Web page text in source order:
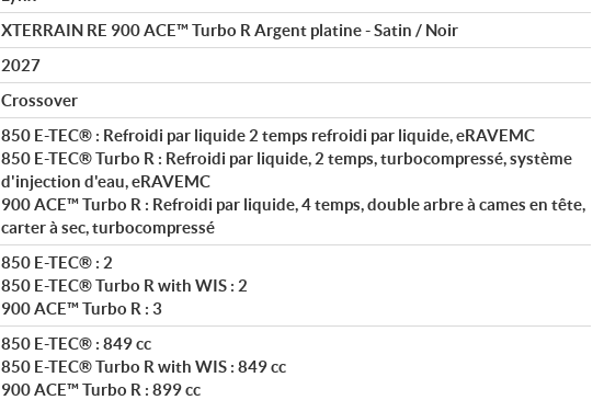
XTERRAIN RE 900 ACE™ Turbo R Argent platine - Satin / Noir
2027
Crossover
850 E-TEC® : Refroidi par liquide 2 temps refroidi par liquide, eRAVEMC
850 E-TEC® Turbo R : Refroidi par liquide, 2 temps, turbocompressé, système
d'injection d'eau, eRAVEMC
900 ACE™ Turbo R : Refroidi par liquide, 4 temps, double arbre à cames en tête,
carter à sec, turbocompressé
850 E-TEC® : 2
850 E-TEC® Turbo R with WIS : 2
900 ACE™ Turbo R : 3
850 E-TEC® : 849 cc
850 E-TEC® Turbo R with WIS : 849 cc
900 ACE™ Turbo R : 899 cc